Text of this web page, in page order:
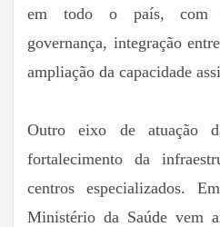
em todo o país, com
governança, integração
ampliação da capacidade
Outro eixo de atuação
fortalecimento da
centros especializados.
Ministério da Saúde vem